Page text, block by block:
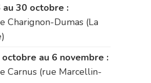
au 30 octobre :
Charignon-Dumas (La
au 6 novembre :
Carnus (rue Marcellin-